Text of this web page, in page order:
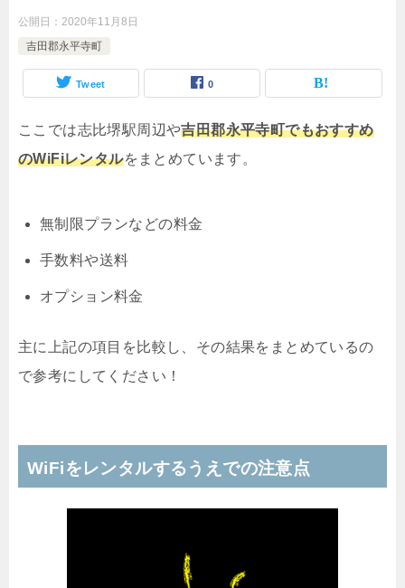
公開日： 2020年11月8日
吉田郡永平寺町
Tweet 0
ここでは志比堺駅周辺や吉田郡永平寺町でもおすすめ
のWiFiレンタルをまとめています。
無制限プランなどの料金
手数料や送料
オプション料金
主に上記の項目を比較し、その結果をまとめているの
で参考にしてください！
WiFiをレンタルするうえでの注意点